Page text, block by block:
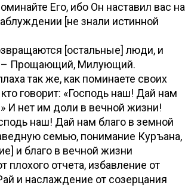
Его, ибо Он наставил вас на
[не знали истинной
[остальные] люди, и
– Прощающий, Милующий.
так же, как поминаете своих
говорит: «Господь наш! Дай нам
И нет им доли в вечной жизни!
наш! Дай нам благо в земной
семью, понимание Куръана,
и благо в вечной жизни
плохого отчета, избавление от
и наслаждение от созерцания